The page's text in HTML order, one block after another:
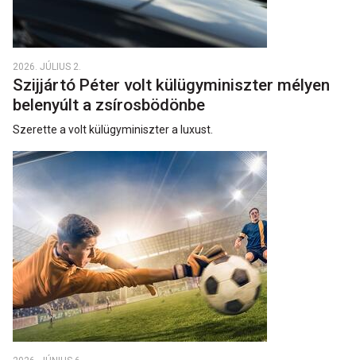
2026. JÚLIUS 2.
Szijjártó Péter volt külügyminiszter mélyen
belenyúlt a zsírosbödönbe
Szerette a volt külügyminiszter a luxust.